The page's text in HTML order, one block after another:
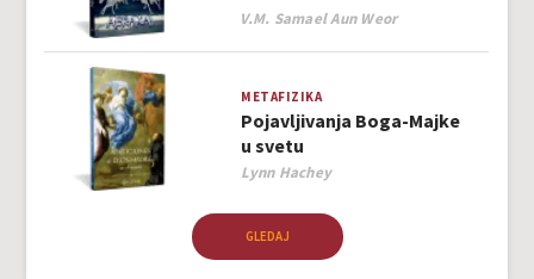
Author
V.M. Samael Aun Weor
METAFIZIKA
Pojavljivanja Boga-Majke
u svetu
Author
Lynn Hachey
GLEDAJ